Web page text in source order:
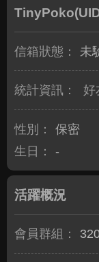
TinyPoko
信箱狀態： 未
統計資訊： 好
性別：
保密
生日：
-
活躍概況
會員群組：